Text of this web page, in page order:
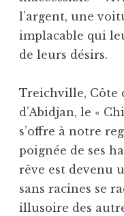
l’argent, une
implacable qui
de leurs désirs.
Treichville, Côte
d’Abidjan, le «
s’offre à notre
poignée de ses
rêve est devenu
sans racines se
illusoire des